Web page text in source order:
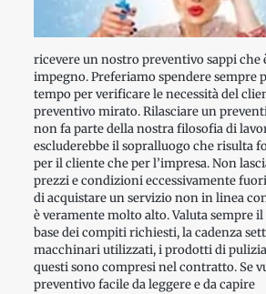
ricevere un nostro preventivo sappi che
impegno. Preferiamo spendere sempre
tempo per verificare le necessità del
preventivo mirato. Rilasciare un
non fa parte della nostra filosofia di
escluderebbe il sopralluogo che risulta
per il cliente che per l’impresa. Non
prezzi e condizioni eccessivamente
di acquistare un servizio non in linea
è veramente molto alto. Valuta sempre
base dei compiti richiesti, la cadenza
macchinari utilizzati, i prodotti di
questi sono compresi nel contratto. Se
preventivo facile da leggere e da capire